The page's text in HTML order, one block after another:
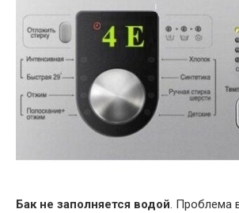
Бак не заполняется водой. Проблема